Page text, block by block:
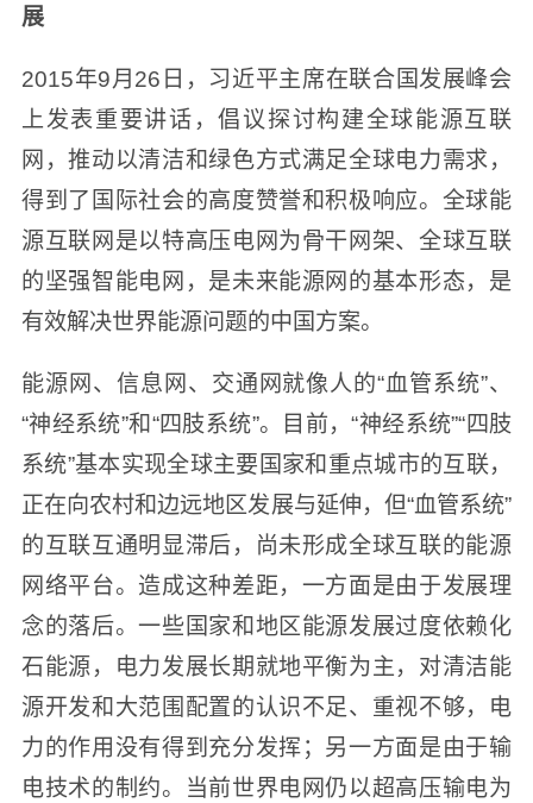
展
2015年9月26日，习近平主席在联合国发展峰会
上发表重要讲话，倡议探讨构建全球能源互联
网，推动以清洁和绿色方式满足全球电力需求，
得到了国际社会的高度赞誉和积极响应。全球能
源互联网是以特高压电网为骨干网架、全球互联
的坚强智能电网，是未来能源网的基本形态，是
有效解决世界能源问题的中国方案。
能源网、信息网、交通网就像人的“血管系统”、
“神经系统”和“四肢系统”。目前，“神经系统”“四肢
系统”基本实现全球主要国家和重点城市的互联，
正在向农村和边远地区发展与延伸，但“血管系统”
的互联互通明显滞后，尚未形成全球互联的能源
网络平台。造成这种差距，一方面是由于发展理
念的落后。一些国家和地区能源发展过度依赖化
石能源，电力发展长期就地平衡为主，对清洁能
源开发和大范围配置的认识不足、重视不够，电
力的作用没有得到充分发挥；另一方面是由于输
电技术的制约。当前世界电网仍以超高压输电为